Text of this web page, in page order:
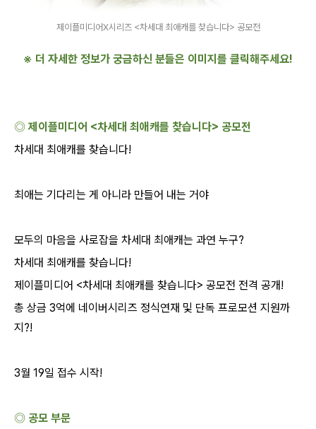
제이플미디어X시리즈 <차세대 최애캐를 찾습니다> 공모전
※ 더 자세한 정보가 궁금하신 분들은 이미지를 클릭해주세요!
◎ 제이플미디어 <차세대 최애캐를 찾습니다> 공모전
차세대 최애캐를 찾습니다!
최애는 기다리는 게 아니라 만들어 내는 거야
모두의 마음을 사로잡을 차세대 최애캐는 과연 누구?
차세대 최애캐를 찾습니다!
제이플미디어 <차세대 최애캐를 찾습니다> 공모전 전격 공개!
총 상금 3억에 네이버시리즈 정식연재 및 단독 프로모션 지원까
지?!
3월 19일 접수 시작!
◎ 공모 부문